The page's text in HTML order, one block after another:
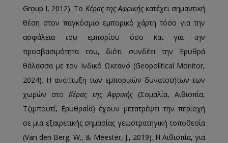
Group Ι, 2012). Το Κέρας της Αφρικήςκατέχει σημαντική
θέση στον παγκόσμιο εμπορικό χάρτη τόσο για την
ασφάλεια του εμπορίου όσο και για την
προσβασιμότητα του, διότι συνδέει την Ερυθρά
θάλασσα με τον Ινδικό Ωκεανό (Geopolitical Monitor,
2024). Η ανάπτυξη των εμπορικών δυνατοτήτων των
χωρών στο Κέρας της Αφρικής(Σομαλία, Αιθιοπία,
Τζιμπουτί, Ερυθραία) έχουν μετατρέψει την περιοχή
σε μια εξαιρετικής σημασίας γεωστρατηγική τοποθεσία
(Van den Berg, W., & Meester, J., 2019). Η Αιθιοπία, για